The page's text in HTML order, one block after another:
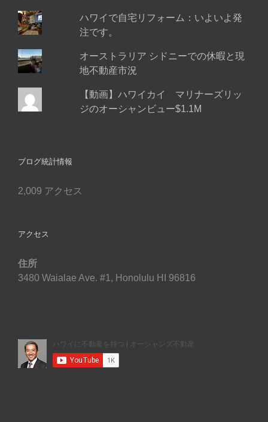
ハワイで自宅リフォーム：いよいよ発
注です。
オーストラリア シドニーでの休暇と現
地不動産市況
【動画】ハワイカイ マリナーズリッ
ジのオーシャンビュー$1.1M
ブログ統計情報
2,009 アクセス
アクセス
住所
3480 Waialae Ave. #1, Honolulu HI 96816